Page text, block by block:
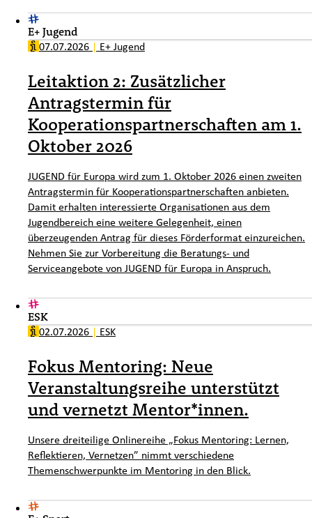
E+ Jugend
07.07.2026 | E+ Jugend
Leitaktion 2: Zusätzlicher
Antragstermin für
Kooperationspartnerschaften am 1.
Oktober 2026
JUGEND für Europa wird zum 1. Oktober 2026 einen zweiten
Antragstermin für Kooperationspartnerschaften anbieten.
Damit erhalten interessierte Organisationen aus dem
Jugendbereich eine weitere Gelegenheit, einen
überzeugenden Antrag für dieses Förderformat einzureichen.
Nehmen Sie zur Vorbereitung die Beratungs- und
Serviceangebote von JUGEND für Europa in Anspruch.
ESK
02.07.2026 | ESK
Fokus Mentoring: Neue
Veranstaltungsreihe unterstützt
und vernetzt Mentor*innen.
Unsere dreiteilige Onlinereihe „Fokus Mentoring: Lernen,
Reflektieren, Vernetzen” nimmt verschiedene
Themenschwerpunkte im Mentoring in den Blick.